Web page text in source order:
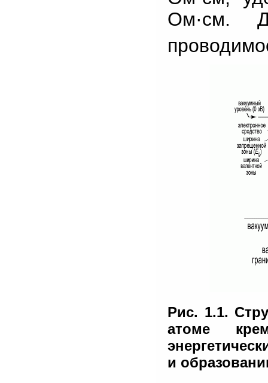
Ом·см.
Рис. 1.1.
атоме
и